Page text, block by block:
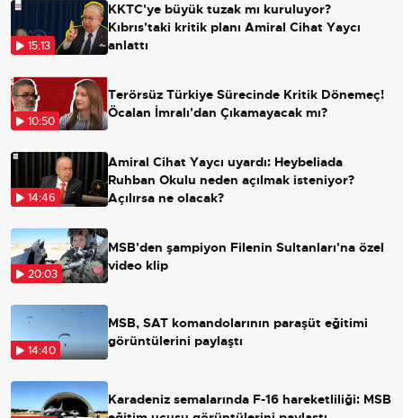
15:13
KKTC'ye büyük tuzak mı kuruluyor?
Kıbrıs'taki kritik planı Amiral Cihat Yaycı
anlattı
10:50
Terörsüz Türkiye Sürecinde Kritik Dönemeç!
Öcalan İmralı'dan Çıkamayacak mı?
14:46
Amiral Cihat Yaycı uyardı: Heybeliada
Ruhban Okulu neden açılmak isteniyor?
Açılırsa ne olacak?
20:03
MSB'den şampiyon Filenin Sultanları'na özel
video klip
14:40
MSB, SAT komandolarının paraşüt eğitimi
görüntülerini paylaştı
Karadeniz semalarında F-16 hareketliliği: MSB